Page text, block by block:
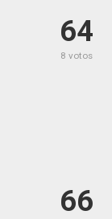
64
8 votos
66